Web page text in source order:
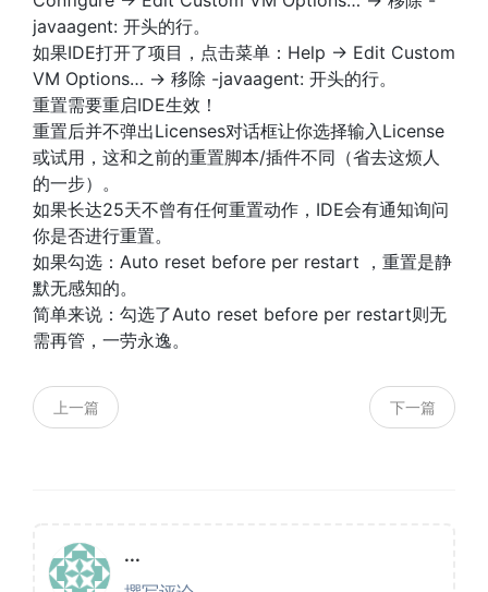
javaagent: 开头的行。
如果IDE打开了项目，点击菜单：Help -> Edit Custom
VM Options… -> 移除 -javaagent: 开头的行。
重置需要重启IDE生效！
重置后并不弹出Licenses对话框让你选择输入License
或试用，这和之前的重置脚本/插件不同（省去这烦人
的一步）。
如果长达25天不曾有任何重置动作，IDE会有通知询问
你是否进行重置。
如果勾选：Auto reset before per restart ，重置是静
默无感知的。
简单来说：勾选了Auto reset before per restart则无
需再管，一劳永逸。
上一篇 下一篇